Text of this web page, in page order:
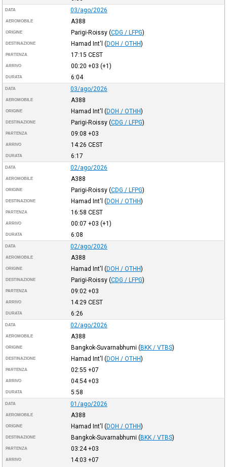
DATA 03/ago/2026
AEROMOBILE A388
ORIGINE Parigi-Roissy (CDG / LFPG)
DESTINAZIONE Hamad Int'l (DOH / OTHH)
PARTENZA 17:15 CEST
ARRIVO 00:20 +03 (+1)
DURATA 6:04
DATA 03/ago/2026
AEROMOBILE A388
ORIGINE Hamad Int'l (DOH / OTHH)
DESTINAZIONE Parigi-Roissy (CDG / LFPG)
PARTENZA 09:08 +03
ARRIVO 14:26 CEST
DURATA 6:17
DATA 02/ago/2026
AEROMOBILE A388
ORIGINE Parigi-Roissy (CDG / LFPG)
DESTINAZIONE Hamad Int'l (DOH / OTHH)
PARTENZA 16:58 CEST
ARRIVO 00:07 +03 (+1)
DURATA 6:08
DATA 02/ago/2026
AEROMOBILE A388
ORIGINE Hamad Int'l (DOH / OTHH)
DESTINAZIONE Parigi-Roissy (CDG / LFPG)
PARTENZA 09:02 +03
ARRIVO 14:29 CEST
DURATA 6:26
DATA 02/ago/2026
AEROMOBILE A388
ORIGINE Bangkok-Suvarnabhumi (BKK / VTBS)
DESTINAZIONE Hamad Int'l (DOH / OTHH)
PARTENZA 02:55 +07
ARRIVO 04:54+03
DURATA 5:58
DATA 01/ago/2026
AEROMOBILE A388
ORIGINE Hamad Int'l (DOH / OTHH)
DESTINAZIONE Bangkok-Suvarnabhumi (BKK / VTBS)
PARTENZA 03:24+03
ARRIVO 14:03 +07